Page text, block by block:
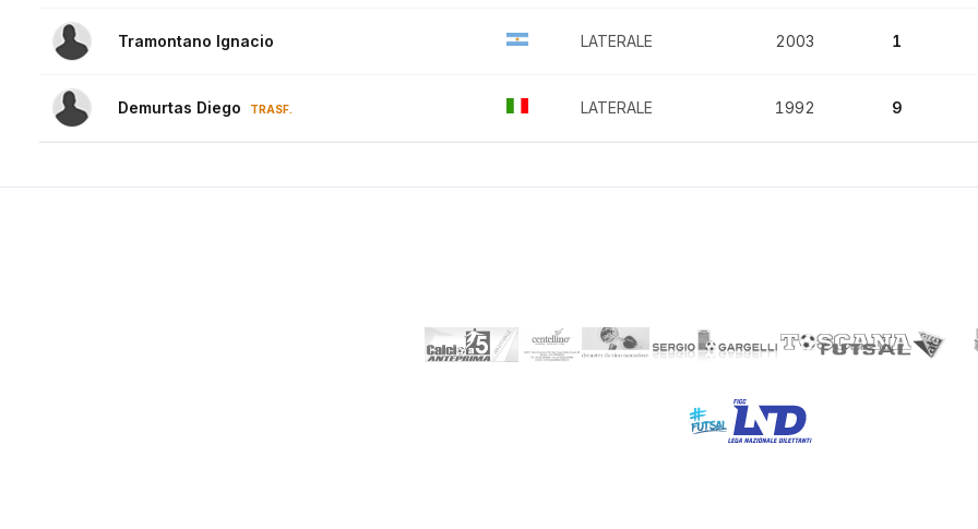
Tramontano Ignacio LATERALE 2003 1
Demurtas Diego TRASF. LATERALE 1992 9